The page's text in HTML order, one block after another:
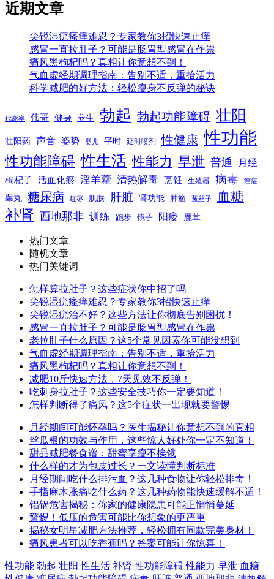
近期文章
尖锐湿疣瘙痒难忍？专家教你3招快速止痒
感冒一直拉肚子？可能是肠胃型感冒在作祟
痛风黑枸杞吗？真相让你意想不到！
气血虚经期调理指南：告别不适，重拾活力
科学减肥的好方法：轻松瘦身不反弹的秘诀
代谢率 伟哥 健身 养生 勃起 勃起功能障碍 壮阳
壮阳药 声音 姿势 婴儿 平时 延时喷剂 性健康 性功能
性功能障碍 性生活 性能力 早泄 普通 月经
枸杞子 活血化瘀 淫羊藿 清热解毒 烹饪 生殖器 病毒 癌症
睾丸 糖尿病 红枣 肌肤 肝脏 肾功能 肿瘤 菟丝子 血糖
补肾 西地那非 训练 跑步 镜子 阳痿 鹿茸
热门文章
随机文章
热门关键词
怎样算拉肚子？这些症状你中招了吗
尖锐湿疣瘙痒难忍？专家教你3招快速止痒
尖锐湿疣治不好？这些方法让你彻底告别困扰！
感冒一直拉肚子？可能是肠胃型感冒在作祟
老拉肚子什么原因？这5个常见因素你可能没想到
气血虚经期调理指南：告别不适，重拾活力
痛风黑枸杞吗？真相让你意想不到！
减肥10斤快速方法，7天见效不反弹！
吃刺身拉肚子？这些安全技巧你一定要知道！
怎样判断得了痛风？这5个症状一出现就要警惕
月经期间可能怀孕吗？医生揭秘让你意想不到的真相
丝瓜根的功效与作用，这些惊人好处你一定不知道！
甜品减肥餐食谱：甜蜜享瘦不挨饿
什么样的才为包皮过长？一文读懂判断标准
月经期间吃什么排污血？这几种食物让你轻松排毒！
手指麻木胀痛吃什么药？这几种药物能快速缓解不适！
铝锅危害揭秘：你家的健康隐患可能正悄悄蔓延
警惕！低压的危害可能比你想象的更严重
揭秘女明星减肥方法推荐，轻松拥有同款完美身材！
痛风患者可以吃香蕉吗？答案可能让你惊喜！
性功能 勃起 壮阳 性生活 补肾 性功能障碍 性能力 早泄 血糖